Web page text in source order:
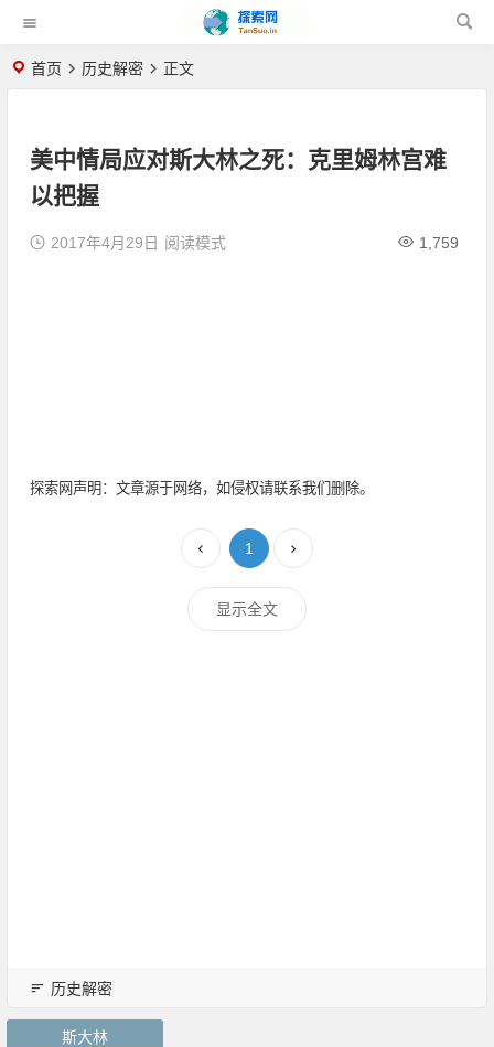
首页 历史解密 正文
美中情局应对斯大林之死：克里姆林宫难
以把握
2017年4月29日 1,759
阅读模式
探索网声明：文章源于网络，如侵权请联系我们删除。
1
显示全文
历史解密
斯大林